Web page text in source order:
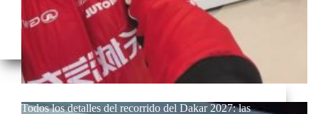
Todos los detalles del recorrido del Dakar 2027: las